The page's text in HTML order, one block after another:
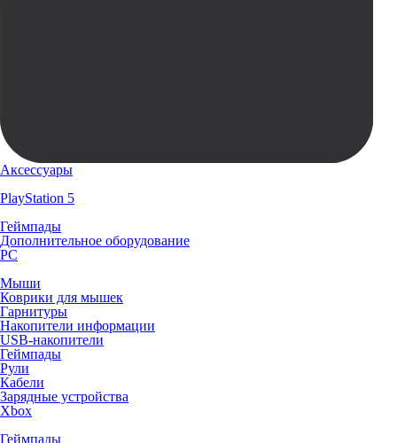
Аксессуары
PlayStation 5
Геймпады
Дополнительное оборудование
PC
Мыши
Коврики для мышек
Гарнитуры
Накопители информации
USB-накопители
Геймпады
Рули
Кабели
Зарядные устройства
Xbox
Геймпады